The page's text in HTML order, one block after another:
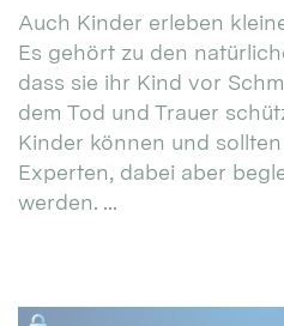
Auch Kinder erleben
Es gehört zu den
dass sie ihr Kind vor
dem Tod und Trauer
Kinder können und
Experten, dabei aber
werden. ...